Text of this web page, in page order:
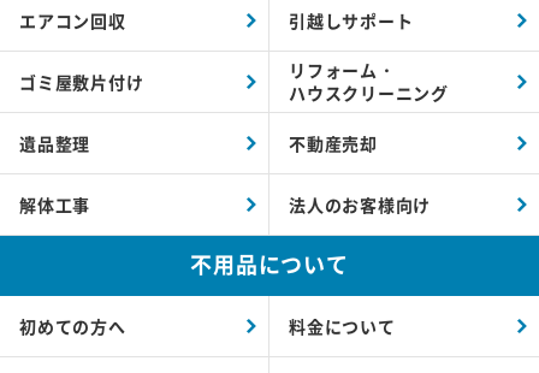
エアコン回収 引越しサポート
ゴミ屋敷片付け
リフォーム・
ハウスクリーニング
遺品整理 不動産売却
解体工事 法人のお客様向け
不用品について
初めての方へ 料金について